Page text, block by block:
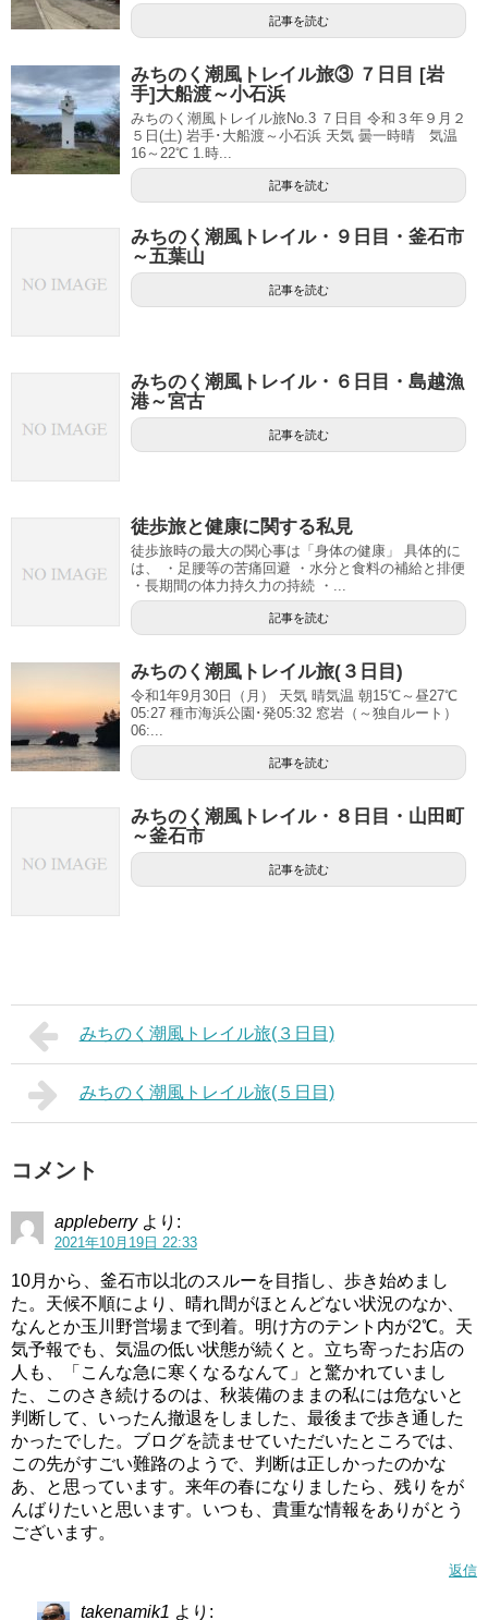
記事を読む
みちのく潮風トレイル旅③ ７日目 [岩
手]大船渡～小石浜
みちのく潮風トレイル旅No.3 ７日目 令和３年９月２
５日(土) 岩手･大船渡～小石浜 天気 曇一時晴 気温
16～22℃ 1.時...
記事を読む
みちのく潮風トレイル・９日目・釜石市
～五葉山
記事を読む
みちのく潮風トレイル・６日目・島越漁
港～宮古
記事を読む
徒歩旅と健康に関する私見
徒歩旅時の最大の関心事は「身体の健康」 具体的に
は、 ・足腰等の苦痛回避 ・水分と食料の補給と排便
・長期間の体力持久力の持続 ・...
記事を読む
みちのく潮風トレイル旅(３日目)
令和1年9月30日（月） 天気 晴気温 朝15℃～昼27℃
05:27 種市海浜公園･発05:32 窓岩（～独自ルート）
06:...
記事を読む
みちのく潮風トレイル・８日目・山田町
～釜石市
記事を読む
みちのく潮風トレイル旅(３日目)
みちのく潮風トレイル旅(５日目)
コメント
appleberry より:
2021年10月19日 22:33
10月から、釜石市以北のスルーを目指し、歩き始めまし
た。天候不順により、晴れ間がほとんどない状況のなか、
なんとか玉川野営場まで到着。明け方のテント内が2℃。天
気予報でも、気温の低い状態が続くと。立ち寄ったお店の
人も、「こんな急に寒くなるなんて」と驚かれていまし
た、このさき続けるのは、秋装備のままの私には危ないと
判断して、いったん撤退をしました、最後まで歩き通した
かったでした。ブログを読ませていただいたところでは、
この先がすごい難路のようで、判断は正しかったのかな
あ、と思っています。来年の春になりましたら、残りをが
んばりたいと思います。いつも、貴重な情報をありがとう
ございます。
返信
takenamik1 より: